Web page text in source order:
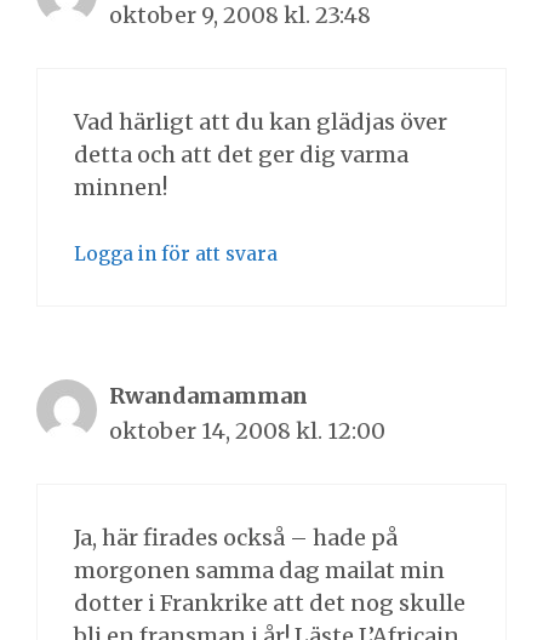
oktober 9, 2008 kl. 23:48
Vad härligt att du kan glädjas över
detta och att det ger dig varma
minnen!
Logga in för att svara
Rwandamamman
oktober 14, 2008 kl. 12:00
Ja, här firades också – hade på
morgonen samma dag mailat min
dotter i Frankrike att det nog skulle